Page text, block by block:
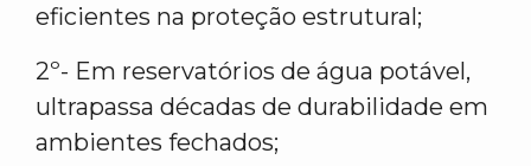
eficientes na proteção estrutural;
2º- Em reservatórios de água potável,
ultrapassa décadas de durabilidade em
ambientes fechados;